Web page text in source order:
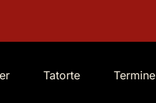
Tatorte Termine